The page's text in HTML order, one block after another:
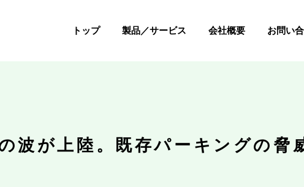
トップ 製品／サービス 会社概要 お問い
波が上陸。既存パーキングの脅